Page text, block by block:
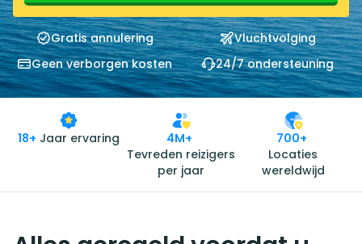
Gratis annulering
Vluchtvolging
Geen verborgen kosten
24/7 ondersteuning
18+ Jaar ervaring
4M+
Tevreden reizigers
per jaar
700+
Locaties
wereldwijd